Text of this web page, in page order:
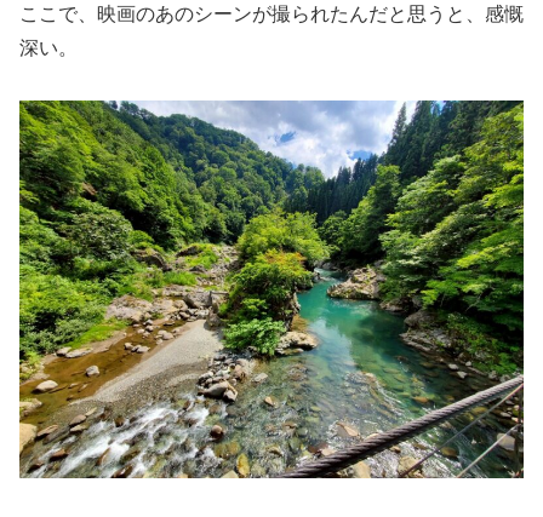
ここで、映画のあのシーンが撮られたんだと思うと、感慨
深い。